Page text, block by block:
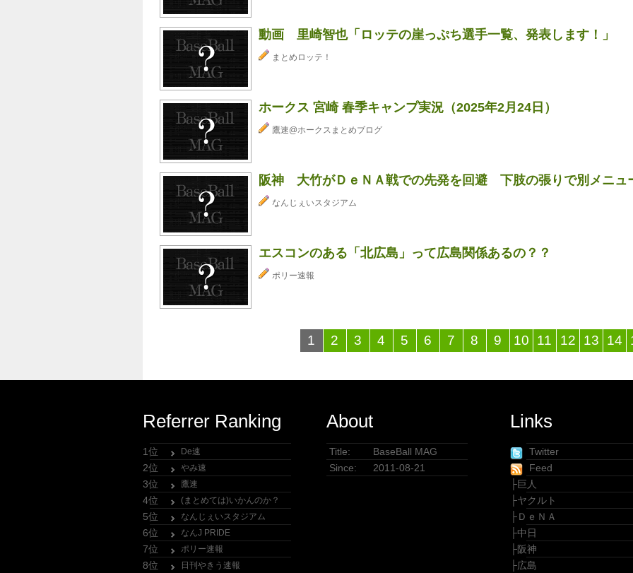
動画 里崎智也「ロッテの崖っぷち選手一覧、発表します！」
まとめロッテ！
ホークス 宮崎 春季キャンプ実況（2025年2月24日）
鷹速@ホークスまとめブログ
阪神 大竹がＤｅＮＡ戦での先発を回避 下肢の張りで別メニ
なんじぇいスタジアム
エスコンのある「北広島」って広島関係あるの？？
ポリー速報
1 2 3 4 5 6 7 8 9 10 11 12 13 14
Referrer Ranking
1位 De速
2位 やみ速
3位 鷹速
4位 (まとめては)いかんのか？
5位 なんじぇいスタジアム
6位 なんJ PRIDE
7位 ポリー速報
8位 日刊やきう速報
About
Title:
BaseBall MAG
Since:
2011-08-21
Links
Twitter
Feed
├巨人
├ヤクルト
├ＤｅＮＡ
├中日
├阪神
├広島